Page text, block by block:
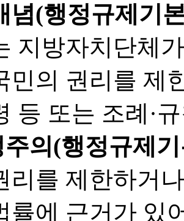
념(행정규제기
지방자치단체
민의 권리를 제
등 또는 조례·
의(행정규제
리를 제한하거
률에 근거가 있